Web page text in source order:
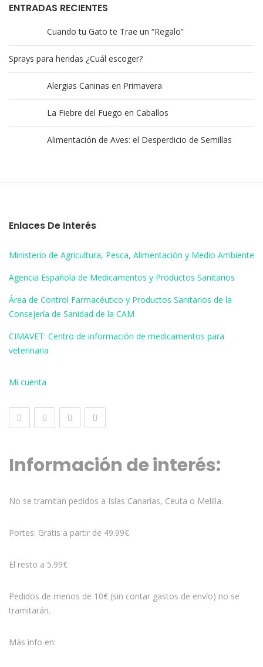
ENTRADAS RECIENTES
Cuando tu Gato te Trae un “Regalo”
Sprays para heridas ¿Cuál escoger?
Alergias Caninas en Primavera
La Fiebre del Fuego en Caballos
Alimentación de Aves: el Desperdicio de Semillas
Enlaces De Interés
Ministerio de Agricultura, Pesca, Alimentación y Medio Ambiente
Agencia Española de Medicamentos y Productos Sanitarios
Área de Control Farmacéutico y Productos Sanitarios de la
Consejería de Sanidad de la CAM
CIMAVET: Centro de información de medicamentos para
veterinaria
Mi cuenta
Información de interés:
No se tramitan pedidos a Islas Canarias, Ceuta o Melilla.
Portes: Gratis a partir de 49.99€
El resto a 5.99€
Pedidos de menos de 10€ (sin contar gastos de envío) no se
tramitarán.
Más info en: